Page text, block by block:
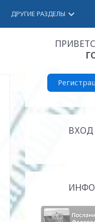
ДРУГИЕ РАЗДЕЛЫ keyboard_arrow_down
ВХОД